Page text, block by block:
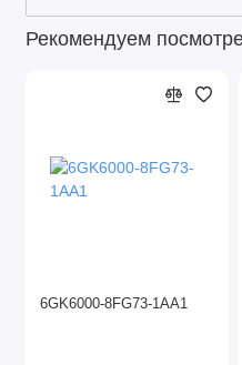
Рекомендуем
6GK6000-8FG73-1AA1